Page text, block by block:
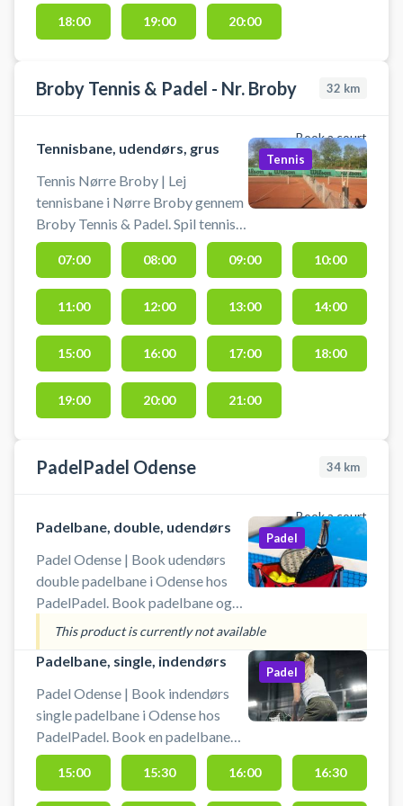
og bolde.
18:00 19:00 20:00
Broby Tennis & Padel - Nr. Broby 32 km
Book a court
Tennisbane, udendørs, grus
Tennis Nørre Broby | Lej
tennisbane i Nørre Broby gennem
Broby Tennis & Padel. Spil tennis i
Nr. Broby på grusbanerne
beliggende på Egeballe 1G, 5672
Broby.
Tennis
07:00 08:00 09:00 10:00
11:00 12:00 13:00 14:00
15:00 16:00 17:00 18:00
19:00 20:00 21:00
PadelPadel Odense 34 km
Book a court
Padelbane, double, udendørs
Padel Odense | Book udendørs
double padelbane i Odense hos
PadelPadel. Book padelbane og
spil padel i Odense på en af de
PadelPadel. PadelPadel i Odense
har 14 baner. 2 padelbaner
udendørs, som begge er
doublebaner. Indendørs finder du
1 center court, 9 doublebaner og 2
singlebaner. PadelPadel Odense
har padeltræning, hvor du kan
Padel
This product is currently not available
Padelbane, single, indendørs
Padel Odense | Book indendørs
single padelbane i Odense hos
PadelPadel. Book en padelbane
og spil padel i Odense på en af
padelbanerne hos PadelPadel.
PadelPadel Odense byder på 14
Padel
15:00 15:30 16:00 16:30